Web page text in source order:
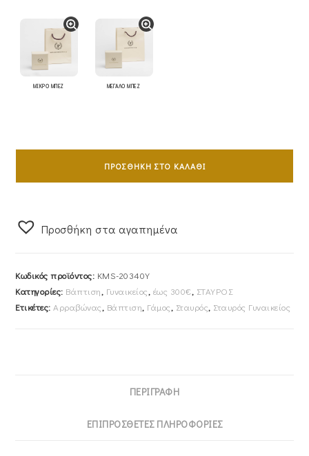
ΜΙΚΡΟ ΜΠΕΖ ΜΕΓΑΛΟ ΜΠΕΖ
Σταυρός
Αλυσίδα
Χρυσός
20340Y
ποσότητα
ΠΡΟΣΘΉΚΗ ΣΤΟ ΚΑΛΆΘΙ
Προσθήκη στα αγαπημένα
Κωδικός προϊόντος: KMS-20340Y
Κατηγορίες: Βάπτιση, Γυναικείος, έως 300€, ΣΤΑΥΡΟΣ
Ετικέτες: Αρραβώνας, Βάπτιση, Γάμος, Σταυρός, Σταυρός Γυναικείος
ΠΕΡΙΓΡΑΦΉ
ΕΠΙΠΡΌΣΘΕΤΕΣ ΠΛΗΡΟΦΟΡΊΕΣ